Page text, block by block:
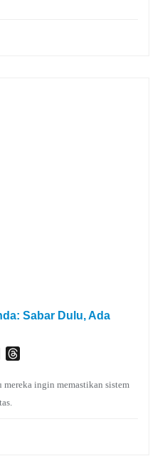
Sabar Dulu, Ada
X
ingin memastikan sistem